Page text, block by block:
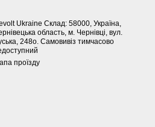
Ukraine Склад: 58000, Україна,
область, м. Чернівці, вул.
248о. Самовивіз тимчасово
проїзду